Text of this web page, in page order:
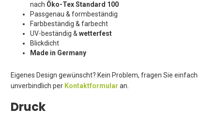
nach Öko-Tex Standard 100
Passgenau & formbeständig
Farbbeständig & farbecht
UV-beständig & wetterfest
Blickdicht
Made in Germany
Eigenes Design gewünscht? Kein Problem, fragen Sie einfach
unverbindlich per Kontaktformular an.
Druck